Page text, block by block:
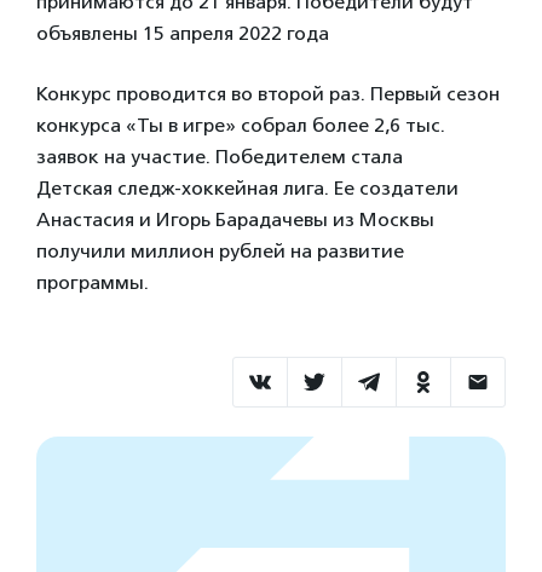
объявлены 15 апреля 2022 года
Конкурс проводится во второй раз. Первый сезон
конкурса «Ты в игре» собрал более 2,6 тыс.
заявок на участие. Победителем стала
Детская следж-хоккейная лига. Ее создатели
Анастасия и Игорь Барадачевы из Москвы
получили миллион рублей на развитие
программы.